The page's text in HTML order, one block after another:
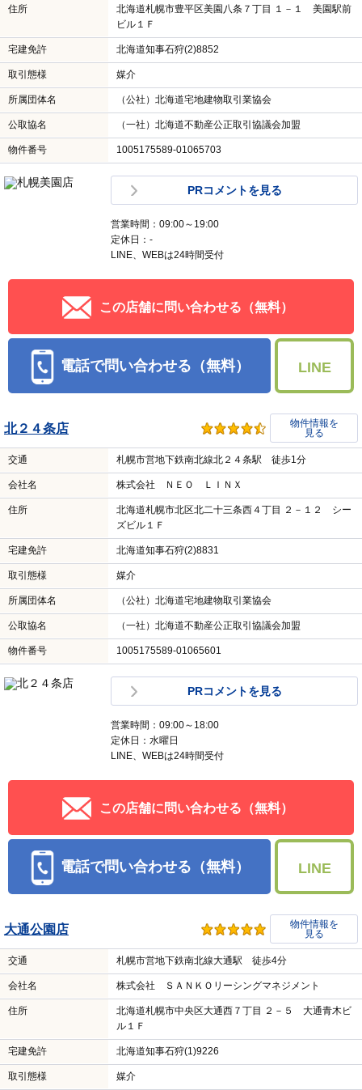
住所
北海道札幌市豊平区美園八条７丁目 １－１ 美園駅前
ビル１Ｆ
宅建免許 北海道知事石狩(2)8852
取引態様 媒介
所属団体名 （公社）北海道宅地建物取引業協会
公取協名 （一社）北海道不動産公正取引協議会加盟
物件番号 1005175589-01065703
PRコメントを見る
営業時間：09:00～19:00
定休日：-
LINE、WEBは24時間受付
この店舗に問い合わせる（無料）
電話で問い合わせる（無料） LINE
北２４条店
物件情報を
見る
交通 札幌市営地下鉄南北線北２４条駅 徒歩1分
会社名 株式会社 ＮＥＯ ＬＩＮＸ
住所
北海道札幌市北区北二十三条西４丁目 ２－１２ シー
ズビル１Ｆ
宅建免許 北海道知事石狩(2)8831
取引態様 媒介
所属団体名 （公社）北海道宅地建物取引業協会
公取協名 （一社）北海道不動産公正取引協議会加盟
物件番号 1005175589-01065601
PRコメントを見る
営業時間：09:00～18:00
定休日：水曜日
LINE、WEBは24時間受付
この店舗に問い合わせる（無料）
電話で問い合わせる（無料） LINE
大通公園店
物件情報を
見る
交通 札幌市営地下鉄南北線大通駅 徒歩4分
会社名 株式会社 ＳＡＮＫＯリーシングマネジメント
住所
北海道札幌市中央区大通西７丁目 ２－５ 大通青木ビ
ル１Ｆ
宅建免許 北海道知事石狩(1)9226
取引態様 媒介